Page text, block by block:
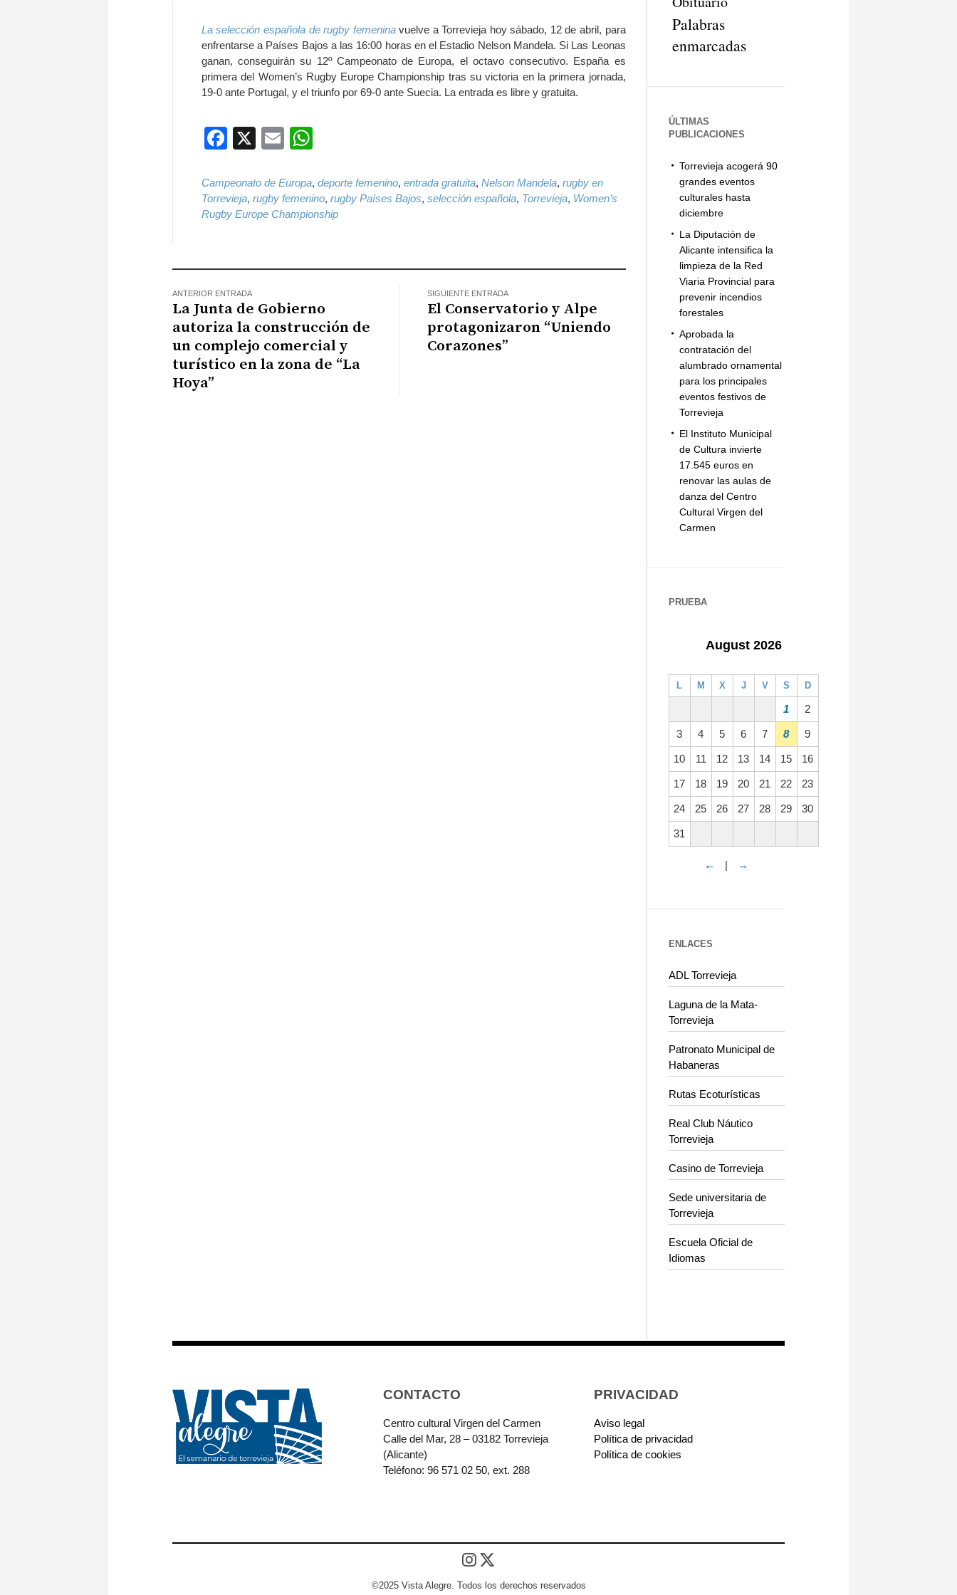
La selección española de rugby femeninavuelve a Torrevieja hoy sábado, 12 de abril, para
enfrentarse a Países Bajos a las 16:00 horas en el Estadio Nelson Mandela. Si Las Leonas
ganan, conseguirán su 12º Campeonato de Europa, el octavo consecutivo. España es
primera del Women’s Rugby Europe Championship tras su victoria en la primera jornada,
19-0 ante Portugal, y el triunfo por 69-0 ante Suecia. La entrada es libre y gratuita.
Facebook
X Email
Campeonato de Europa, deporte femenino, entrada gratuita, Nelson Mandela, rugby en
Torrevieja, rugby femenino, rugby Países Bajos, selección española, Torrevieja, Women’s
Rugby Europe Championship
ANTERIOR ENTRADA
La Junta de Gobierno
autoriza la construcción de
un complejo comercial y
turístico en la zona de “La
Hoya”
SIGUIENTE ENTRADA
El Conservatorio y Alpe
protagonizaron “Uniendo
Corazones”
Palabras
enmarcadas
ÚLTIMAS
PUBLICACIONES
Torrevieja acogerá 90
grandes eventos
culturales hasta
diciembre
La Diputación de
Alicante intensifica la
limpieza de la Red
Viaria Provincial para
prevenir incendios
forestales
Aprobada la
contratación del
alumbrado ornamental
para los principales
eventos festivos de
Torrevieja
El Instituto Municipal
de Cultura invierte
17.545 euros en
renovar las aulas de
danza del Centro
Cultural Virgen del
Carmen
PRUEBA
August 2026
L M X J V S D
1 2
3 4 5 6 7 8 9
10 11 12 13 14 15 16
17 18 19 20 21 22 23
24 25 26 27 28 29 30
31
← | →
ENLACES
ADL Torrevieja
Laguna de la Mata-
Torrevieja
Patronato Municipal de
Habaneras
Rutas Ecoturísticas
Real Club Náutico
Torrevieja
Casino de Torrevieja
Sede universitaria de
Torrevieja
Escuela Oficial de
Idiomas
CONTACTO
Centro cultural Virgen del Carmen
Calle del Mar, 28 – 03182 Torrevieja
(Alicante)
Teléfono: 96 571 02 50, ext. 288
PRIVACIDAD
Aviso legal
Política de privacidad
Política de cookies
©2025 Vista Alegre. Todos los derechos reservados